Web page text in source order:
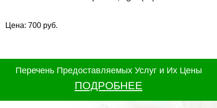
Цена: 700 руб.
Перечень Предоставляемых Услуг и Их Цены
ПОДРОБНЕЕ